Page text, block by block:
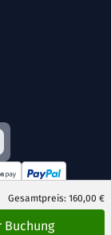
Gesamtpreis: 160,00 €
Buchung
vorbehalten.